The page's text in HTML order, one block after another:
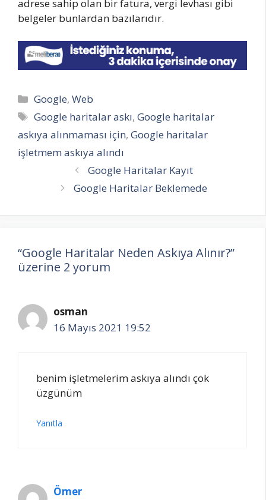
adrese sahip olan bir fatura, vergi levhası gibi
belgeler bunlardan bazılarıdır.
Kategoriler
Google,Web
Etiketler
Google haritalar askı,Google haritalar
askıya alınmaması için, Google haritalar
işletmem askıya alındı
Google Haritalar Kayıt
Google Haritalar Beklemede
“Google Haritalar Neden Askıya Alınır?”
üzerine 2 yorum
osman
16 Mayıs 2021 19:52
benim işletmelerim askıya alındı çok
üzgünüm
Yanıtla
Ömer